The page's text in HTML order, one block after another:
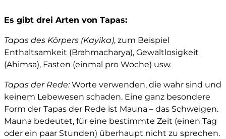
Es gibt drei Arten von Tapas:
Tapas des Körpers (Kayika), zum Beispiel
Enthaltsamkeit (Brahmacharya), Gewaltlosigkeit
(Ahimsa), Fasten (einmal pro Woche) usw.
Tapas der Rede:Worte verwenden, die wahr sind und
keinem Lebewesen schaden. Eine ganz besondere
Form der Tapas der Rede ist Mauna – das Schweigen.
Mauna bedeutet, für eine bestimmte Zeit (einen Tag
oder ein paar Stunden) überhaupt nicht zu sprechen.